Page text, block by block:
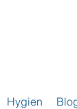
Hygien